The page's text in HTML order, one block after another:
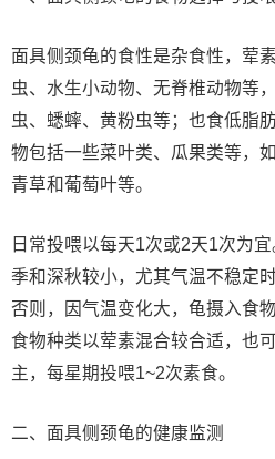
面具侧颈龟的食性是杂食性，荤
虫、水生小动物、无脊椎动物等
虫、蟋蟀、黄粉虫等；也食低脂
物包括一些菜叶类、瓜果类等，
青草和葡萄叶等。
日常投喂以每天1次或2天1次为
季和深秋较小，尤其气温不稳定
否则，因气温变化大，龟摄入食
食物种类以荤素混合较合适，也
主，每星期投喂1~2次素食。
二、面具侧颈龟的健康监测